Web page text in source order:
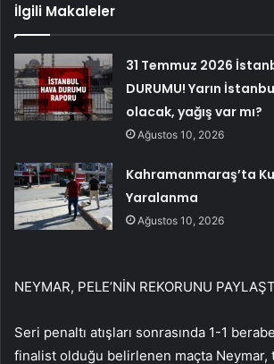
İlgili Makaleler
31 Temmuz 2026
DURUMU! Yarın
olacak, yağış var mı?
Ağustos 10, 2026
Kahramanmaraş’ta
Yaralanma
Ağustos 10, 2026
NEYMAR, PELE’NİN REKORUNU
Seri penaltı atışları sonrasında 1-1
finalist olduğu belirlenen maçta Neymar,